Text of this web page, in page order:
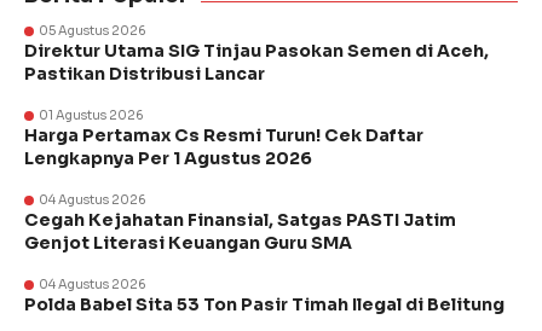
05 Agustus 2026
Direktur Utama SIG Tinjau Pasokan Semen di Aceh,
Pastikan Distribusi Lancar
01 Agustus 2026
Harga Pertamax Cs Resmi Turun! Cek Daftar
Lengkapnya Per 1 Agustus 2026
04 Agustus 2026
Cegah Kejahatan Finansial, Satgas PASTI Jatim
Genjot Literasi Keuangan Guru SMA
04 Agustus 2026
Polda Babel Sita 53 Ton Pasir Timah Ilegal di Belitung